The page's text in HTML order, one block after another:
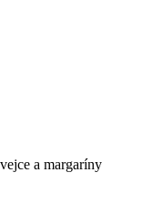
a margaríny